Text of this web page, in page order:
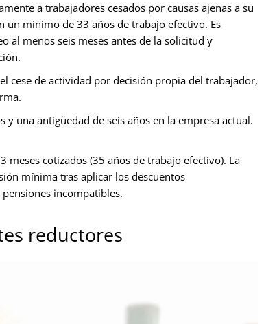
a trabajadores cesados por causas ajenas a su
un mínimo de 33 años de trabajo efectivo. Es
al menos seis meses antes de la solicitud y
cese de actividad por decisión propia del trabajador,
una antigüedad de seis años en la empresa actual.
meses cotizados (35 años de trabajo efectivo). La
mínima tras aplicar los descuentos
incompatibles.
reductores